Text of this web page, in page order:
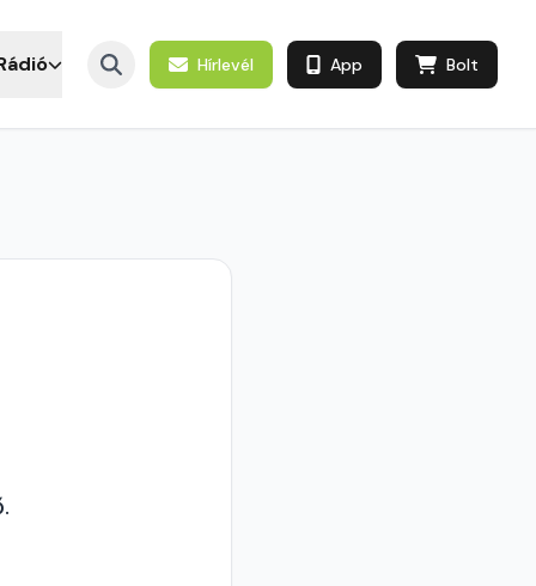
Hírlevél App Bolt